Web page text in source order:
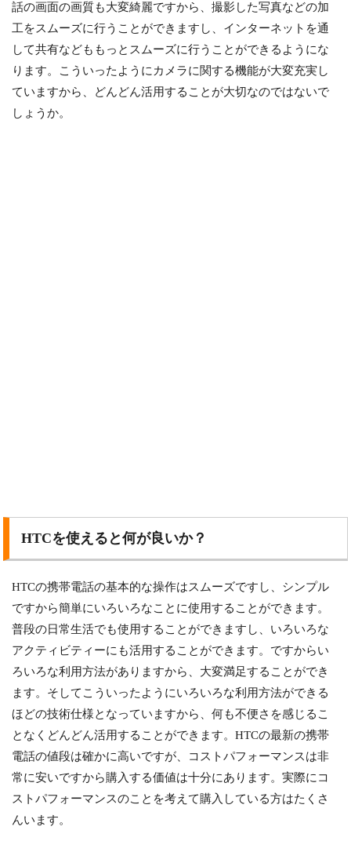
話の画面の画質も大変綺麗ですから、撮影した写真などの加
工をスムーズに行うことができますし、インターネットを通
して共有などももっとスムーズに行うことができるようにな
ります。こういったようにカメラに関する機能が大変充実し
ていますから、どんどん活用することが大切なのではないで
しょうか。
HTCを使えると何が良いか？
HTCの携帯電話の基本的な操作はスムーズですし、シンプル
ですから簡単にいろいろなことに使用することができます。
普段の日常生活でも使用することができますし、いろいろな
アクティビティーにも活用することができます。ですからい
ろいろな利用方法がありますから、大変満足することができ
ます。そしてこういったようにいろいろな利用方法ができる
ほどの技術仕様となっていますから、何も不便さを感じるこ
となくどんどん活用することができます。HTCの最新の携帯
電話の値段は確かに高いですが、コストパフォーマンスは非
常に安いですから購入する価値は十分にあります。実際にコ
ストパフォーマンスのことを考えて購入している方はたくさ
んいます。